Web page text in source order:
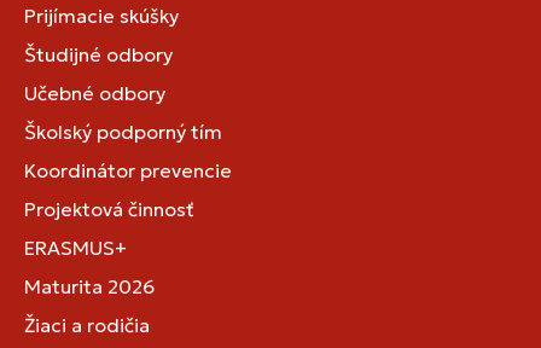
Prijímacie skúšky
Študijné odbory
Učebné odbory
Školský podporný tím
Koordinátor prevencie
Projektová činnosť
ERASMUS+
Maturita 2026
Žiaci a rodičia